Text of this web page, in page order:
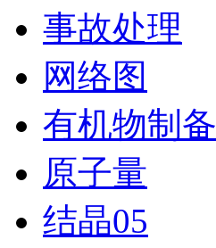
事故处理
网络图
有机物制备
原子量
结晶05